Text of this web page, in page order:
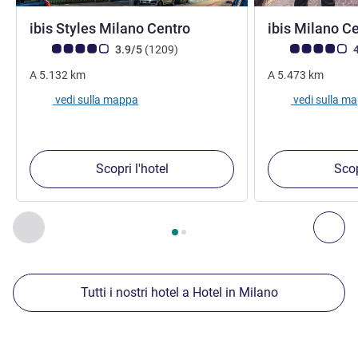
Precedente - Nostre ulteriori strutture nelle vicinanze
Pagina , Nostre ulteriori strutture nelle vicinanze 1 :,
ibis Styles Milano Centro
Giudizio clienti (Valutazione ALL)
3.9/5 (1209recensioni
)
A 5.132 km
vedi sulla mappa
Scopri l'hotel
ibis Milano
Giudizio clienti
A 5.473 km
vedi sulla
Tutti i nostri hotel a Hotel in Milano